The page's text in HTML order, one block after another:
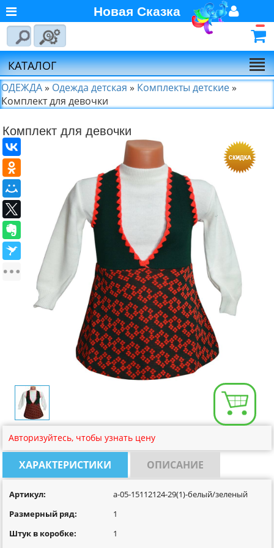
Главная
О компании
Новости
Выбор по брендам
Партнёрам
Калькулятора доставки
Байкал-Сервис
Калькулятора доставки
Первая
Экспедиционная
Компания
Калькулятора доставки
Деловые Линии
Размерная сетка
Контакты
Обратная связь
Вопрос-Ответ
Новая Сказка
Регистрация
Авторизуйтесь
КАТАЛОГ
ОДЕЖДА» Одежда детская » Комплекты детские»
Комплект для девочки
Комплект для девочки
Авторизуйтесь, чтобы узнать цену
ХАРАКТЕРИСТИКИ ОПИСАНИЕ
Артикул:
Размерный ряд:
Штук в коробке:
a-05-15112124-29(1)-белый/зеленый
1
1